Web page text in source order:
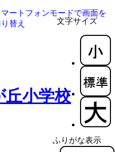
文字サイズ
ふりがな表示
マートフォンモードで画面を
替え
丘小学校